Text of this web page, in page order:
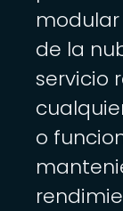
de la
servicio
o